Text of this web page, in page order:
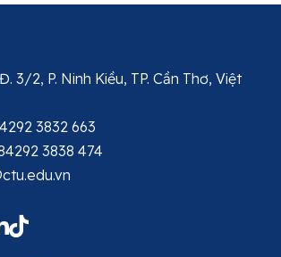
3/2, P. Ninh Kiều, TP. Cần Thơ, Việt
3832 663
3838 474